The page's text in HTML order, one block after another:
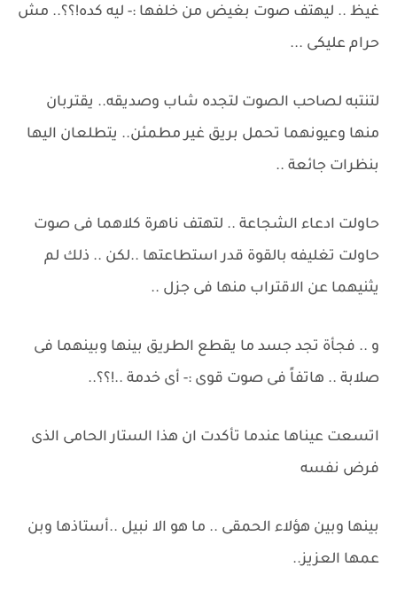
غيظ .. ليهتف صوت بغيض من خلفها :- ليه كده!؟؟.. مش
حرام عليكى ...
لتنتبه لصاحب الصوت لتجده شاب وصديقه.. يقتربان
منها وعيونهما تحمل بريق غير مطمئن.. يتطلعان اليها
بنظرات جائعة ..
حاولت ادعاء الشجاعة .. لتهتف ناهرة كلاهما فى صوت
حاولت تغليفه بالقوة قدر استطاعتها ..لكن .. ذلك لم
يثنيهما عن الاقتراب منها فى جزل ..
و .. فجأة تجد جسد ما يقطع الطريق بينها وبينهما فى
صلابة .. هاتفاً فى صوت قوى :- أى خدمة ..!؟؟..
اتسعت عيناها عندما تأكدت ان هذا الستار الحامى الذى
فرض نفسه
بينها وبين هؤلاء الحمقى .. ما هو الا نبيل ..أستاذها وبن
عمها العزيز..